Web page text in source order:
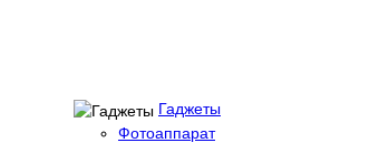
Гаджеты
Фотоаппарат